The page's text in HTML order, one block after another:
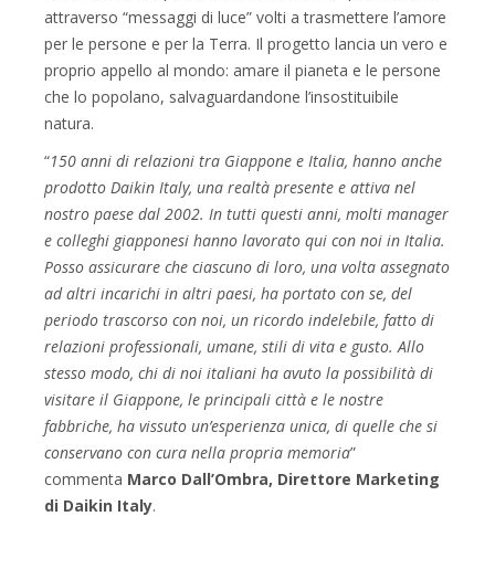
attraverso “messaggi di luce” volti a trasmettere l’amore
per le persone e per la Terra. Il progetto lancia un vero e
proprio appello al mondo: amare il pianeta e le persone
che lo popolano, salvaguardandone l’insostituibile
natura.
“150 anni di relazioni tra Giappone e Italia, hanno anche
prodotto Daikin Italy, una realtà presente e attiva nel
nostro paese dal 2002. In tutti questi anni, molti manager
e colleghi giapponesi hanno lavorato qui con noi in Italia.
Posso assicurare che ciascuno di loro, una volta assegnato
ad altri incarichi in altri paesi, ha portato con se, del
periodo trascorso con noi, un ricordo indelebile, fatto di
relazioni professionali, umane, stili di vita e gusto. Allo
stesso modo, chi di noi italiani ha avuto la possibilità di
visitare il Giappone, le principali città e le nostre
fabbriche, ha vissuto un’esperienza unica, di quelle che si
conservano con cura nella propria memoria”
commenta Marco Dall’Ombra, Direttore Marketing
di Daikin Italy.